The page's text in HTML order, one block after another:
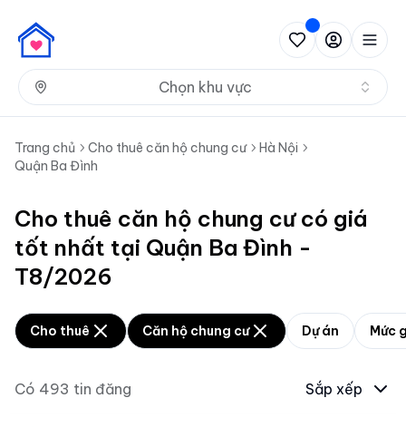
Chọn khu vực
Trang chủ Cho thuê căn hộ chung cư
Hà Nội
Quận Ba Đình
Cho thuê căn hộ chung cư có giá
tốt nhất tại Quận Ba Đình -
T8/2026
Cho thuê Căn hộ chung cư Dự án Mức
Có 493 tin đăng Sắp xếp